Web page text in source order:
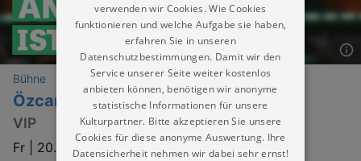
Bühne
Özcan Cosar
VIP
Fr | 20.11.2026 | 20:00
verwenden wir Cookies. Wie Cookies
funktionieren und welche Aufgabe sie haben,
erfahren Sie in unseren
Datenschutzbestimmungen. Damit wir den
Service unserer Seite weiter kostenlos
anbieten können, benötigen wir anonyme
statistische Informationen für unsere
Kulturpartner. Bitte akzeptieren Sie unsere
Cookies für diese anonyme Auswertung. Ihre
Datensicherheit nehmen wir dabei sehr ernst!